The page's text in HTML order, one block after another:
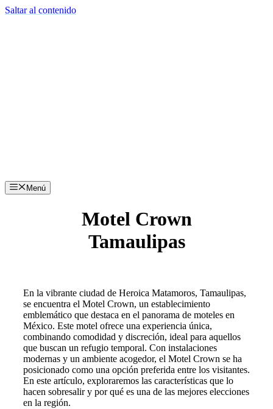
Saltar al contenido
Menú
Motel Crown
Tamaulipas
En la vibrante ciudad de Heroica Matamoros, Tamaulipas,
se encuentra el Motel Crown, un establecimiento
emblemático que destaca en el panorama de moteles en
México. Este motel ofrece una experiencia única,
combinando comodidad y discreción, ideal para aquellos
que buscan un refugio temporal. Con instalaciones
modernas y un ambiente acogedor, el Motel Crown se ha
posicionado como una opción preferida entre los visitantes.
En este artículo, exploraremos las características que lo
hacen sobresalir y por qué es una de las mejores elecciones
en la región.